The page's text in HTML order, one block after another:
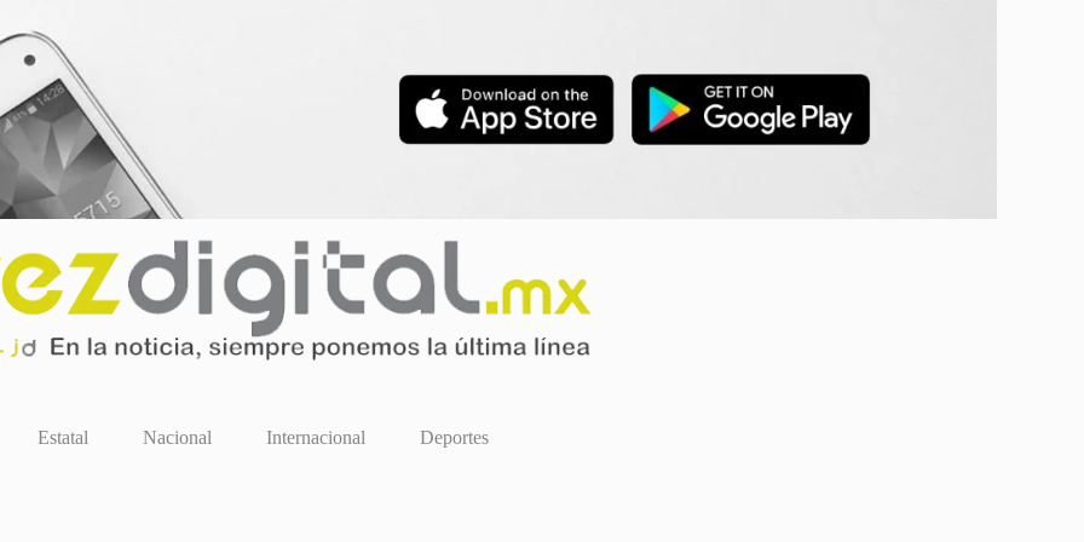
Estatal Nacional Internacional Deportes